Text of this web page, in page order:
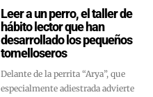
Leer a un perro, el taller de
hábito lector que han
desarrollado los pequeños
tomelloseros
Delante de la perrita “Arya”, que
especialmente adiestrada advierte